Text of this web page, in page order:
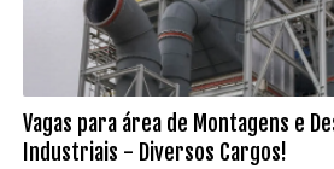
Vagas para área de Montagens e
Industriais - Diversos Cargos!